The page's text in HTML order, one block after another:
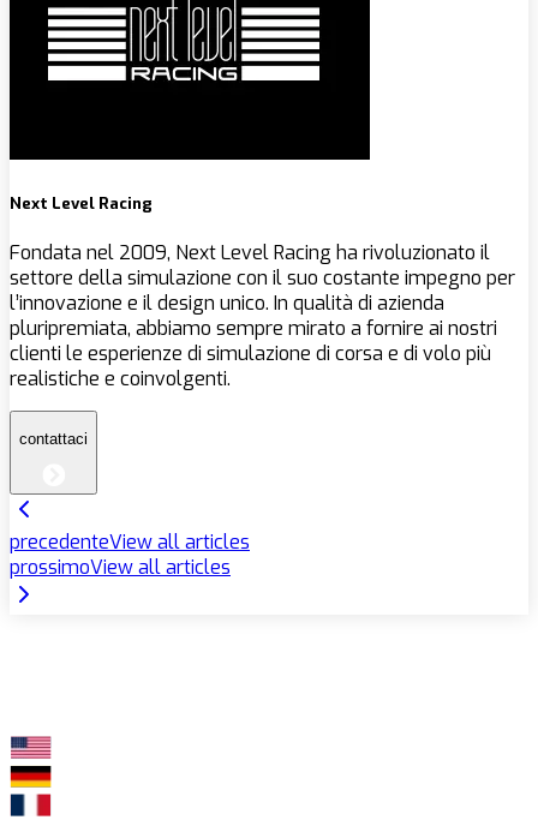
Next Level Racing
Fondata nel 2009, Next Level Racing ha rivoluzionato il
settore della simulazione con il suo costante impegno per
l’innovazione e il design unico. In qualità di azienda
pluripremiata, abbiamo sempre mirato a fornire ai nostri
clienti le esperienze di simulazione di corsa e di volo più
realistiche e coinvolgenti.
contattaci
precedenteView all articles
prossimoView all articles